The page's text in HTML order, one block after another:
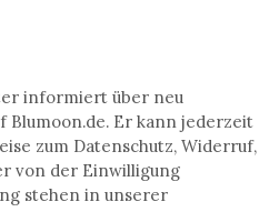
informiert über neu
Blumoon.de. Er kann jederzeit
zum Datenschutz, Widerruf,
von der Einwilligung
stehen in unserer